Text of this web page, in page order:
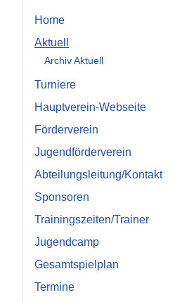
Home
Aktuell
Archiv Aktuell
Turniere
Hauptverein-Webseite
Förderverein
Jugendförderverein
Abteilungsleitung/Kontakt
Sponsoren
Trainingszeiten/Trainer
Jugendcamp
Gesamtspielplan
Termine